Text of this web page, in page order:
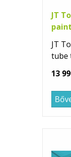
JT
JT
tube
13